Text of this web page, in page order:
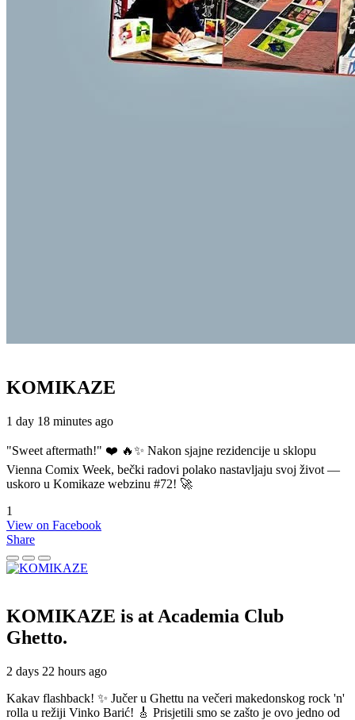
KOMIKAZE
1 day 18 minutes ago
"Sweet aftermath!" ❤️ 🔥✨ Nakon sjajne rezidencije u sklopu
Vienna Comix Week, bečki radovi polako nastavljaju svoj život —
uskoro u Komikaze webzinu #72! 🚀
1
View on Facebook
Share
KOMIKAZE is at Academia Club
Ghetto.
2 days 22 hours ago
Kakav flashback! ✨ Jučer u Ghettu na večeri makedonskog rock 'n'
rolla u režiji Vinko Barić! 🎸 Prisjetili smo se zašto je ovo jedno od